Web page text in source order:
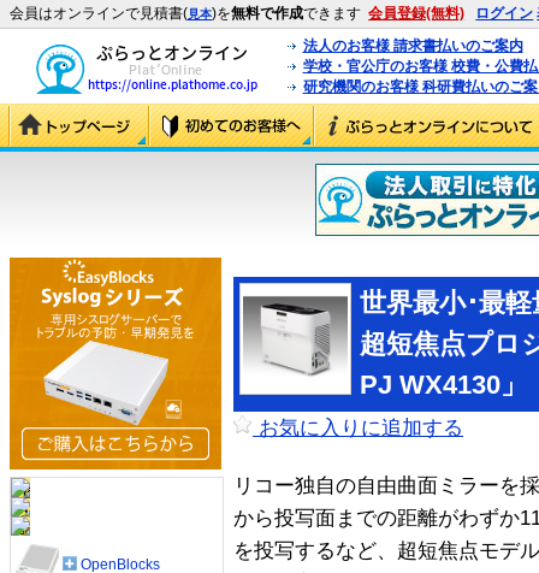
会員はオンラインで見積書(見本)を無料で作成できます 会員登録(無料) ログイン
法人のお客様 請求書払いのご案内
学校・官公庁のお客様 校費・公費
研究機関のお客様 科研費払いのご
世界最小･最
超短焦点プロ
PJ WX4130」
お気に入りに追加する
リコー独自の自由曲面ミラーを
から投写面までの距離がわずか
を投写するなど、超短焦点モデ
OpenBlocks